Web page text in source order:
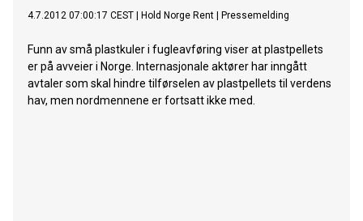
4.7.2012 07:00:17 CEST Hold Norge Rent Pressemelding
Funn av små plastkuler i fugleavføring viser at plastpellets
er på avveier i Norge. Internasjonale aktører har inngått
avtaler som skal hindre tilførselen av plastpellets til verdens
hav, men nordmennene er fortsatt ikke med.